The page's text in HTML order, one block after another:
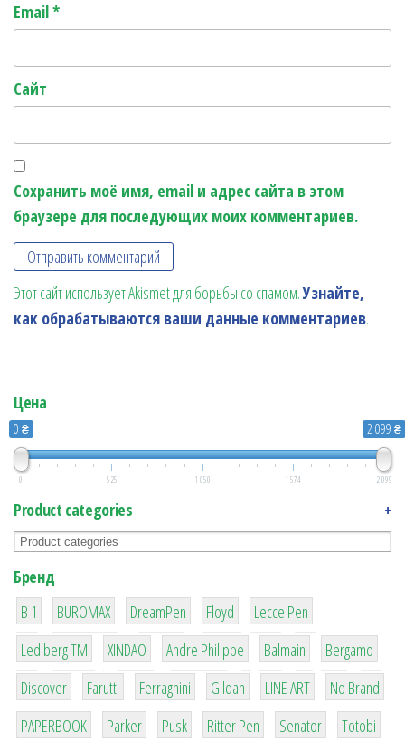
Email*
Сайт
Сохранить моё имя, email и адрес сайта в этом
браузере для последующих моих комментариев.
Этот сайт использует Akismet для борьбы со спамом.Узнайте,
как обрабатываются ваши данные комментариев.
Цена
0 ₴ 2 099 ₴
0 525 1 050 1 574 2 099
Product categories +
Бренд
B 1
1
BUROMAX
1
DreamPen
2
Floyd
2
Lecce Pen
3
Lediberg ТМ
3
XINDAO
1
Andre Philippe
4
Balmain
26
Bergamo
64
Discover
299
Farutti
4
Ferraghini
42
Gildan
4
LINE ART
90
No Brand
8
PAPERBOOK
6
Parker
2
Pusk
22
Ritter Pen
15
Senator
43
Totobi